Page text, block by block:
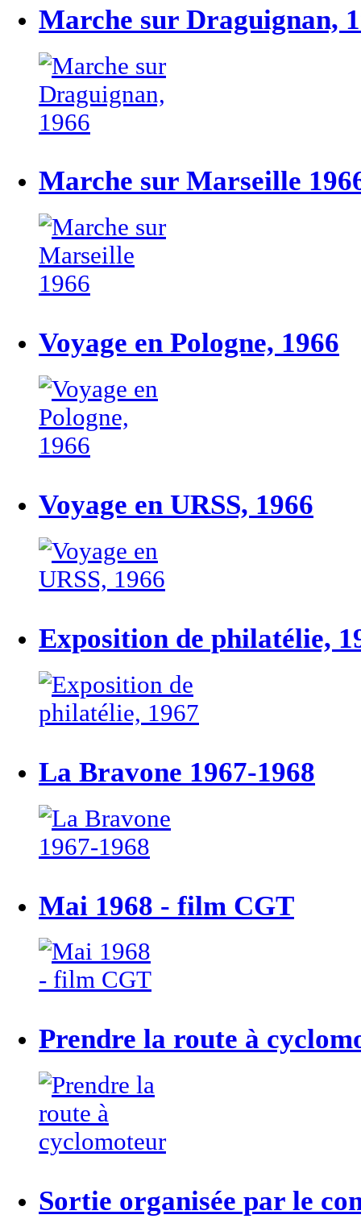
Marche sur Draguignan,
Marche sur Marseille
Voyage en Pologne, 1966
Voyage en URSS, 1966
Exposition de philatélie,
La Bravone 1967-1968
Mai 1968 - film CGT
Prendre la route à
Sortie organisée par le